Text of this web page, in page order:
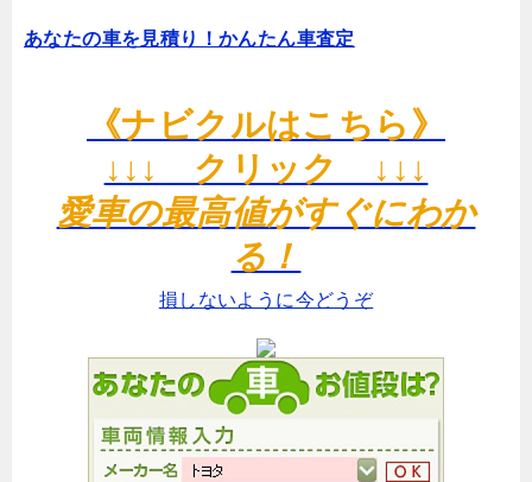
あなたの車を見積り！かんたん車査定
《ナビクルはこちら》
↓↓↓ クリック ↓↓↓
愛車の最高値がすぐにわか
る！
損しないように今どうぞ